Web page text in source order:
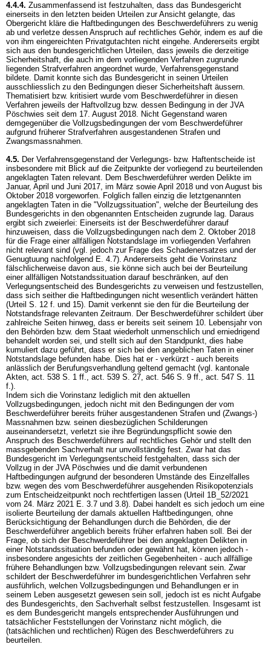
4.4.4. Zusammenfassend ist festzuhalten, dass das Bundesgericht
einerseits in den letzten beiden Urteilen zur Ansicht gelangte, das
Obergericht kläre die Haftbedingungen des Beschwerdeführers zu wenig
ab und verletze dessen Anspruch auf rechtliches Gehör, indem es auf die
von ihm eingereichten Privatgutachten nicht eingehe. Andererseits ergibt
sich aus den bundesgerichtlichen Urteilen, dass jeweils die derzeitige
Sicherheitshaft, die auch im dem vorliegenden Verfahren zugrunde
liegenden Strafverfahren angeordnet wurde, Verfahrensgegenstand
bildete. Damit konnte sich das Bundesgericht in seinen Urteilen
ausschliesslich zu den Bedingungen dieser Sicherheitshaft äussern.
Thematisiert bzw. kritisiert wurde vom Beschwerdeführer in diesen
Verfahren jeweils der Haftvollzug bzw. dessen Bedingung in der JVA
Pöschwies seit dem 17. August 2018. Nicht Gegenstand waren
demgegenüber die Vollzugsbedingungen der vom Beschwerdeführer
aufgrund früherer Strafverfahren ausgestandenen Strafen und
Zwangsmassnahmen.
4.5. Der Verfahrensgegenstand der Verlegungs- bzw. Haftentscheide ist
insbesondere mit Blick auf die Zeitpunkte der vorliegend zu beurteilenden
angeklagten Taten relevant. Dem Beschwerdeführer werden Delikte im
Januar, April und Juni 2017, im März sowie April 2018 und von August bis
Oktober 2018 vorgeworfen. Folglich fallen einzig die letztgenannten
angeklagten Taten in die "Vollzugssituation", welche der Beurteilung des
Bundesgerichts in den obgenannten Entscheiden zugrunde lag. Daraus
ergibt sich zweierlei: Einerseits ist der Beschwerdeführer darauf
hinzuweisen, dass die Vollzugsbedingungen nach dem 2. Oktober 2018
für die Frage einer allfälligen Notstandslage im vorliegenden Verfahren
nicht relevant sind (vgl. jedoch zur Frage des Schadenersatzes und der
Genugtuung nachfolgend E. 4.7). Andererseits geht die Vorinstanz
fälschlicherweise davon aus, sie könne sich auch bei der Beurteilung
einer allfälligen Notstandssituation darauf beschränken, auf den
Verlegungsentscheid des Bundesgerichts zu verweisen und festzustellen,
dass sich seither die Haftbedingungen nicht wesentlich verändert hätten
(Urteil S. 12 f. und 15). Damit verkennt sie den für die Beurteilung der
Notstandsfrage relevanten Zeitraum. Der Beschwerdeführer schildert über
zahlreiche Seiten hinweg, dass er bereits seit seinem 10. Lebensjahr von
den Behörden bzw. dem Staat wiederholt unmenschlich und erniedrigend
behandelt worden sei, und stellt sich auf den Standpunkt, dies habe
kumuliert dazu geführt, dass er sich bei den angeblichen Taten in einer
Notstandslage befunden habe. Dies hat er - verkürzt - auch bereits
anlässlich der Berufungsverhandlung geltend gemacht (vgl. kantonale
Akten, act. 538 S. 1 ff., act. 539 S. 27, act. 546 S. 9 ff., act. 547 S. 11
f.).
Indem sich die Vorinstanz lediglich mit den aktuellen
Vollzugsbedingungen, jedoch nicht mit den Bedingungen der vom
Beschwerdeführer bereits früher ausgestandenen Strafen und (Zwangs-)
Massnahmen bzw. seinen diesbezüglichen Schilderungen
auseinandersetzt, verletzt sie ihre Begründungspflicht sowie den
Anspruch des Beschwerdeführers auf rechtliches Gehör und stellt den
massgebenden Sachverhalt nur unvollständig fest. Zwar hat das
Bundesgericht im Verlegungsentscheid festgehalten, dass sich der
Vollzug in der JVA Pöschwies und die damit verbundenen
Haftbedingungen aufgrund der besonderen Umstände des Einzelfalles
bzw. wegen des vom Beschwerdeführer ausgehenden Risikopotenzials
zum Entscheidzeitpunkt noch rechtfertigen lassen (Urteil 1B_52/2021
vom 24. März 2021 E. 3.7 und 3.8). Dabei handelt es sich jedoch um eine
isolierte Beurteilung der damals aktuellen Haftbedingungen, ohne
Berücksichtigung der Behandlungen durch die Behörden, die der
Beschwerdeführer angeblich bereits früher erfahren haben soll. Bei der
Frage, ob sich der Beschwerdeführer bei den angeklagten Delikten in
einer Notstandssituation befunden oder gewähnt hat, können jedoch -
insbesondere angesichts der zeitlichen Gegebenheiten - auch allfällige
frühere Behandlungen bzw. Vollzugsbedingungen relevant sein. Zwar
schildert der Beschwerdeführer im bundesgerichtlichen Verfahren sehr
ausführlich, welchen Vollzugsbedingungen und Behandlungen er in
seinem Leben ausgesetzt gewesen sein soll, jedoch ist es nicht Aufgabe
des Bundesgerichts, den Sachverhalt selbst festzustellen. Insgesamt ist
es dem Bundesgericht mangels entsprechender Ausführungen und
tatsächlicher Feststellungen der Vorinstanz nicht möglich, die
(tatsächlichen und rechtlichen) Rügen des Beschwerdeführers zu
beurteilen.